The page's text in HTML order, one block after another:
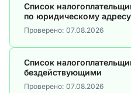
Список
по юридическому адресу
Проверено: 07.08.2026
Список
бездействующими
Проверено: 07.08.2026